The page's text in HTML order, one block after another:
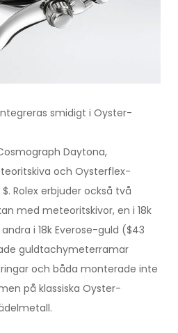
smidigt i Oyster-
Daytona,
och Oysterflex-
Rolex erbjuder också två
med meteoritskivor, en i 18k
i 18k Everose-guld ($43
guldtachymeterramar
och båda monterade inte
på klassiska Oyster-